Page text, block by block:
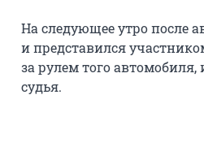
На следующее утро после
и представился
за рулем того
судья.